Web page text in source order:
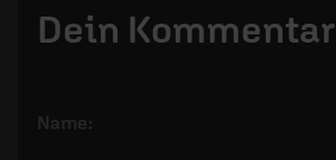
Dein Kommentar
Name: